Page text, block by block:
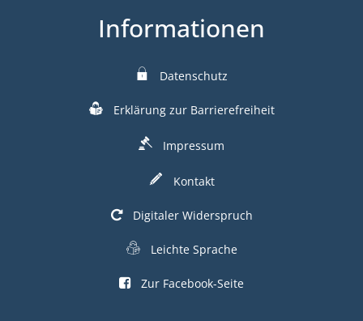
Informationen
Datenschutz
Erklärung zur Barrierefreiheit
Impressum
Kontakt
Digitaler Widerspruch
Leichte Sprache
Zur Facebook-Seite